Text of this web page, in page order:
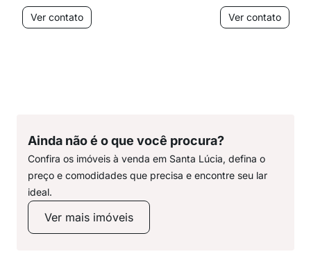
Ver contato
Ver contato
Ainda não é o que você procura?
Confira os imóveis à venda em Santa Lúcia, defina o
preço e comodidades que precisa e encontre seu lar
ideal.
Ver mais imóveis